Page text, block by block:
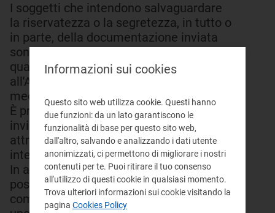
I soggetti che intendono salvaguardare
la riservatezza o la segretezza, in tutto o
in parte, della documentazione inviata
sono tenuti ad indicare espressamente
quali parti dei documenti trasmessi
all'Autorità si intendano riservate alla
medesima.
È preferibile che i soggetti interessati
inviino osservazioni e commenti
attraverso il servizio telematico
interattivo
In alternativa, i soggetti interessati
possono inviare osservazioni e
commenti al seguente indirizzo tramite
Informazioni sui cookies
Questo sito web utilizza cookie. Questi hanno
due funzioni: da un lato garantiscono le
funzionalità di base per questo sito web,
dall'altro, salvando e analizzando i dati utente
anonimizzati, ci permettono di migliorare i nostri
contenuti per te. Puoi ritirare il tuo consenso
all'utilizzo di questi cookie in qualsiasi momento.
Trova ulteriori informazioni sui cookie visitando la
pagina Cookies Policy